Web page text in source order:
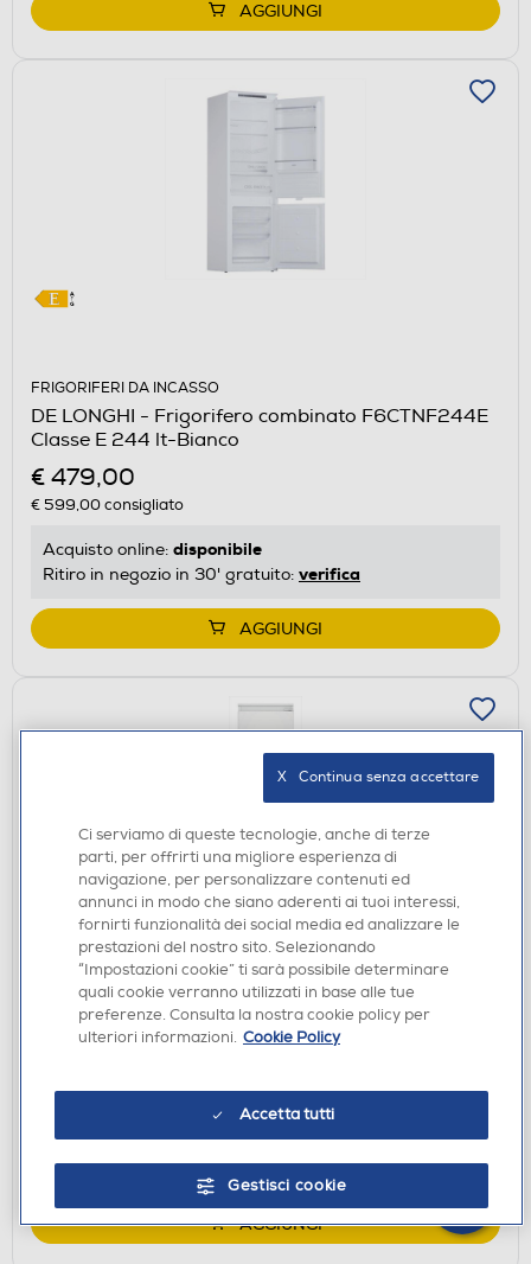
AGGIUNGI
FRIGORIFERI DA INCASSO
DE LONGHI - Frigorifero combinato F6CTNF244E
Classe E 244 lt-Bianco
€ 479,00
€ 599,00consigliato
Acquisto online: disponibile
Ritiro in negozio in 30' gratuito: verifica
AGGIUNGI
728 €di risparmio energetico
Terza classe di risparmio
Questa
azione
aprirà
Youreko.
FRIGORIFERI DA INCASSO
INDESIT - Frigorifero combinato INC18D021A1
€ 403,00
Acquisto online:disponibile
Ritiro in negozio in 30' gratuito:verifica
AGGIUNGI
Ci serviamo di queste tecnologie, anche di terze
parti, per offrirti una migliore esperienza di
navigazione, per personalizzare contenuti ed
annunci in modo che siano aderenti ai tuoi interessi,
fornirti funzionalità dei social media ed analizzare le
prestazioni del nostro sito. Selezionando
“Impostazioni cookie” ti sarà possibile determinare
quali cookie verranno utilizzati in base alle tue
preferenze. Consulta la nostra cookie policy per
ulteriori informazioni. Cookie Policy
Accetta tutti
Gestisci cookie
X   Continua senza accettare